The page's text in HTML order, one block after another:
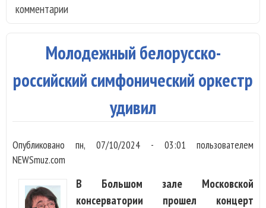
комментарии
Молодежный белорусско-
российский симфонический оркестр
удивил
Опубликованопн, 07/10/2024 - 03:01 пользователем
NEWSmuz.com
В Большом зале Московской
консерватории прошел концерт